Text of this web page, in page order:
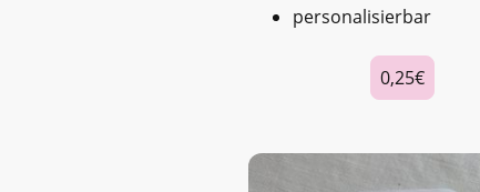
personalisierbar
0,25€